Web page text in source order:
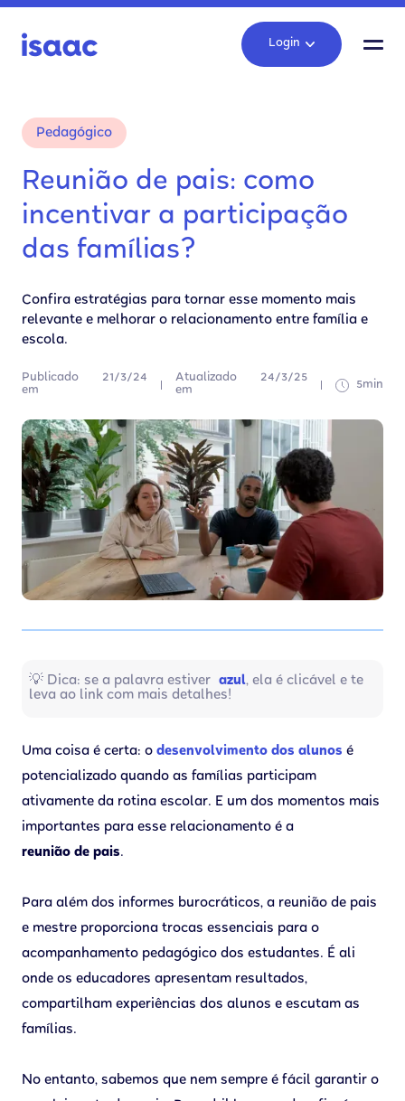
Login
Pedagógico
Reunião de pais: como
incentivar a participação
das famílias?
Confira estratégias para tornar esse momento mais
relevante e melhorar o relacionamento entre família e
escola.
Publicado
em
21/3/24
Atualizado
em
24/3/25 5min
💡 Dica: se a palavra estiver azul, ela é clicável e te
leva ao link com mais detalhes!
Uma coisa é certa: o desenvolvimento dos alunos é
potencializado quando as famílias participam
ativamente da rotina escolar. E um dos momentos mais
importantes para esse relacionamento é a
reunião de pais.
Para além dos informes burocráticos, a reunião de pais
e mestre proporciona trocas essenciais para o
acompanhamento pedagógico dos estudantes. É ali
onde os educadores apresentam resultados,
compartilham experiências dos alunos e escutam as
famílias.
No entanto, sabemos que nem sempre é fácil garantir o